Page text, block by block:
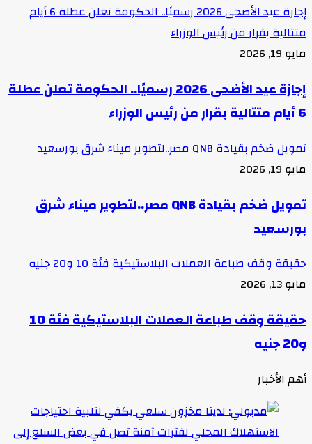
إجازة عيد الأضحى 2026 رسميًا.. الحكومة تعلن عطلة 6 أيام
متتالية بقرار من رئيس الوزراء
مايو 19, 2026
إجازة عيد الأضحى 2026 رسميًا.. الحكومة تعلن عطلة
6 أيام متتالية بقرار من رئيس الوزراء
تمويل ضخم بقيادة QNB مصر..لتطوير ميناء شرق بورسعيد
مايو 19, 2026
تمويل ضخم بقيادة QNB مصر..لتطوير ميناء شرق
بورسعيد
حقيقة وقف طباعة العملات البلاستيكية فئة 10 و20 جنيه
مايو 13, 2026
حقيقة وقف طباعة العملات البلاستيكية فئة 10
و20 جنيه
أهم الأخبار